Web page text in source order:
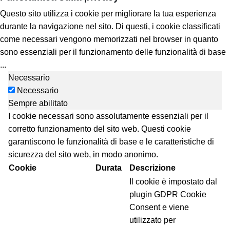
Questo sito utilizza i cookie per migliorare la tua esperienza
durante la navigazione nel sito. Di questi, i cookie classificati
come necessari vengono memorizzati nel browser in quanto
sono essenziali per il funzionamento delle funzionalità di base
...
Necessario
Necessario
Sempre abilitato
I cookie necessari sono assolutamente essenziali per il
corretto funzionamento del sito web. Questi cookie
garantiscono le funzionalità di base e le caratteristiche di
sicurezza del sito web, in modo anonimo.
Cookie
Durata Descrizione
Il cookie è impostato dal
plugin GDPR Cookie
Consent e viene
utilizzato per